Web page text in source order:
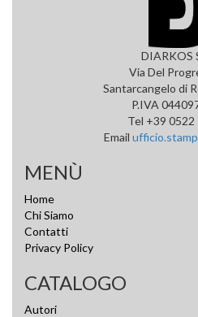
DIARKOS
Via Del
Santarcangelo di
P.IVA
Tel +39 0522
Email
MENÙ
Home
Chi Siamo
Contatti
Privacy Policy
CATALOGO
Autori